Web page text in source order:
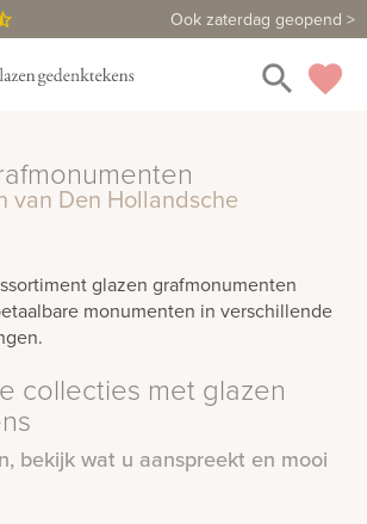
Ook zaterdag geopend >
Maak een vrijblijvende afspraak
favorite
search
Contact
van Den Hollandsche
glazen grafmonumenten
monumenten in verschillende
collecties met glazen
bekijk wat u aanspreekt en mooi